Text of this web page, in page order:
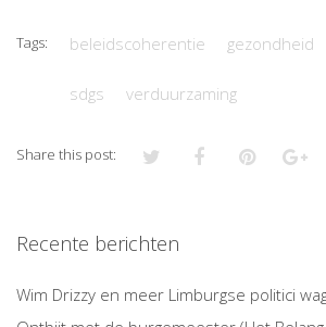
Tags: beleidscoherentie gezondheid
sdgs verduurzaming
Share this post:
Recente berichten
Wim Drizzy en meer Limburgse politici